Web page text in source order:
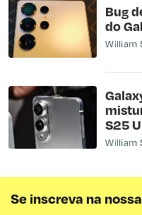
Bug
do
William
S25
William
Se inscreva na